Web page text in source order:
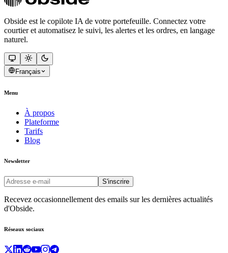
Obside est le copilote IA de votre portefeuille. Connectez votre
courtier et automatisez le suivi, les alertes et les ordres, en langage
naturel.
Français
Menu
À propos
Plateforme
Tarifs
Blog
Newsletter
S'inscrire
Recevez occasionnellement des emails sur les dernières actualités
d'Obside.
Réseaux sociaux